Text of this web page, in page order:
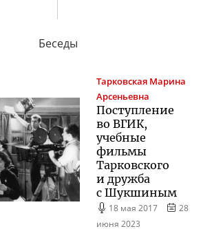
Беседы
Тарковская Марина
Арсеньевна
Поступление
во ВГИК,
учебные
фильмы
Тарковского
и дружба
с Шукшиным
18 мая 2017
28
июня 2023